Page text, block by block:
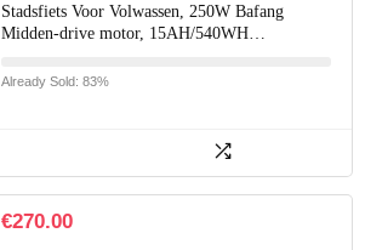
Stadsfiets Voor Volwassen, 250W Bafang
Midden-drive motor, 15AH/540WH…
Already Sold: 83%
€270.00